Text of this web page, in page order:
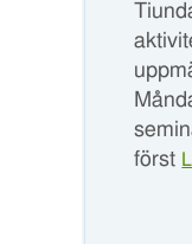
först